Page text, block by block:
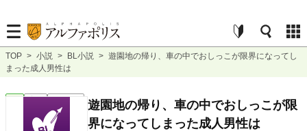
TOP > 小説 > BL小説 > 遊園地の帰り、車の中でおしっこが限界になってし
まった成人男性は
完結 ｼｮｰﾄｼｮｰﾄ
遊園地の帰り、車の中でおしっこが限
界になってしまった成人男性は